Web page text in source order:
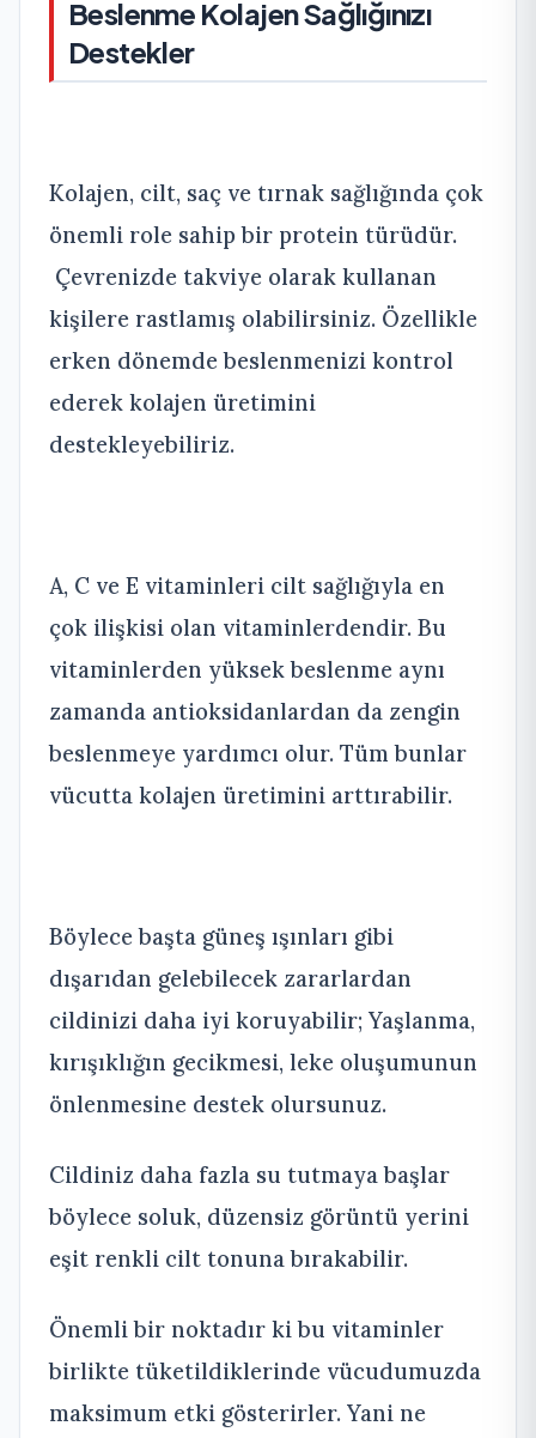
Beslenme Kolajen Sağlığınızı
Destekler
Kolajen, cilt, saç ve tırnak sağlığında çok
önemli role sahip bir protein türüdür.
Çevrenizde takviye olarak kullanan
kişilere rastlamış olabilirsiniz. Özellikle
erken dönemde beslenmenizi kontrol
ederek kolajen üretimini
destekleyebiliriz.
A, C ve E vitaminleri cilt sağlığıyla en
çok ilişkisi olan vitaminlerdendir. Bu
vitaminlerden yüksek beslenme aynı
zamanda antioksidanlardan da zengin
beslenmeye yardımcı olur. Tüm bunlar
vücutta kolajen üretimini arttırabilir.
Böylece başta güneş ışınları gibi
dışarıdan gelebilecek zararlardan
cildinizi daha iyi koruyabilir; Yaşlanma,
kırışıklığın gecikmesi, leke oluşumunun
önlenmesine destek olursunuz.
Cildiniz daha fazla su tutmaya başlar
böylece soluk, düzensiz görüntü yerini
eşit renkli cilt tonuna bırakabilir.
Önemli bir noktadır ki bu vitaminler
birlikte tüketildiklerinde vücudumuzda
maksimum etki gösterirler. Yani ne